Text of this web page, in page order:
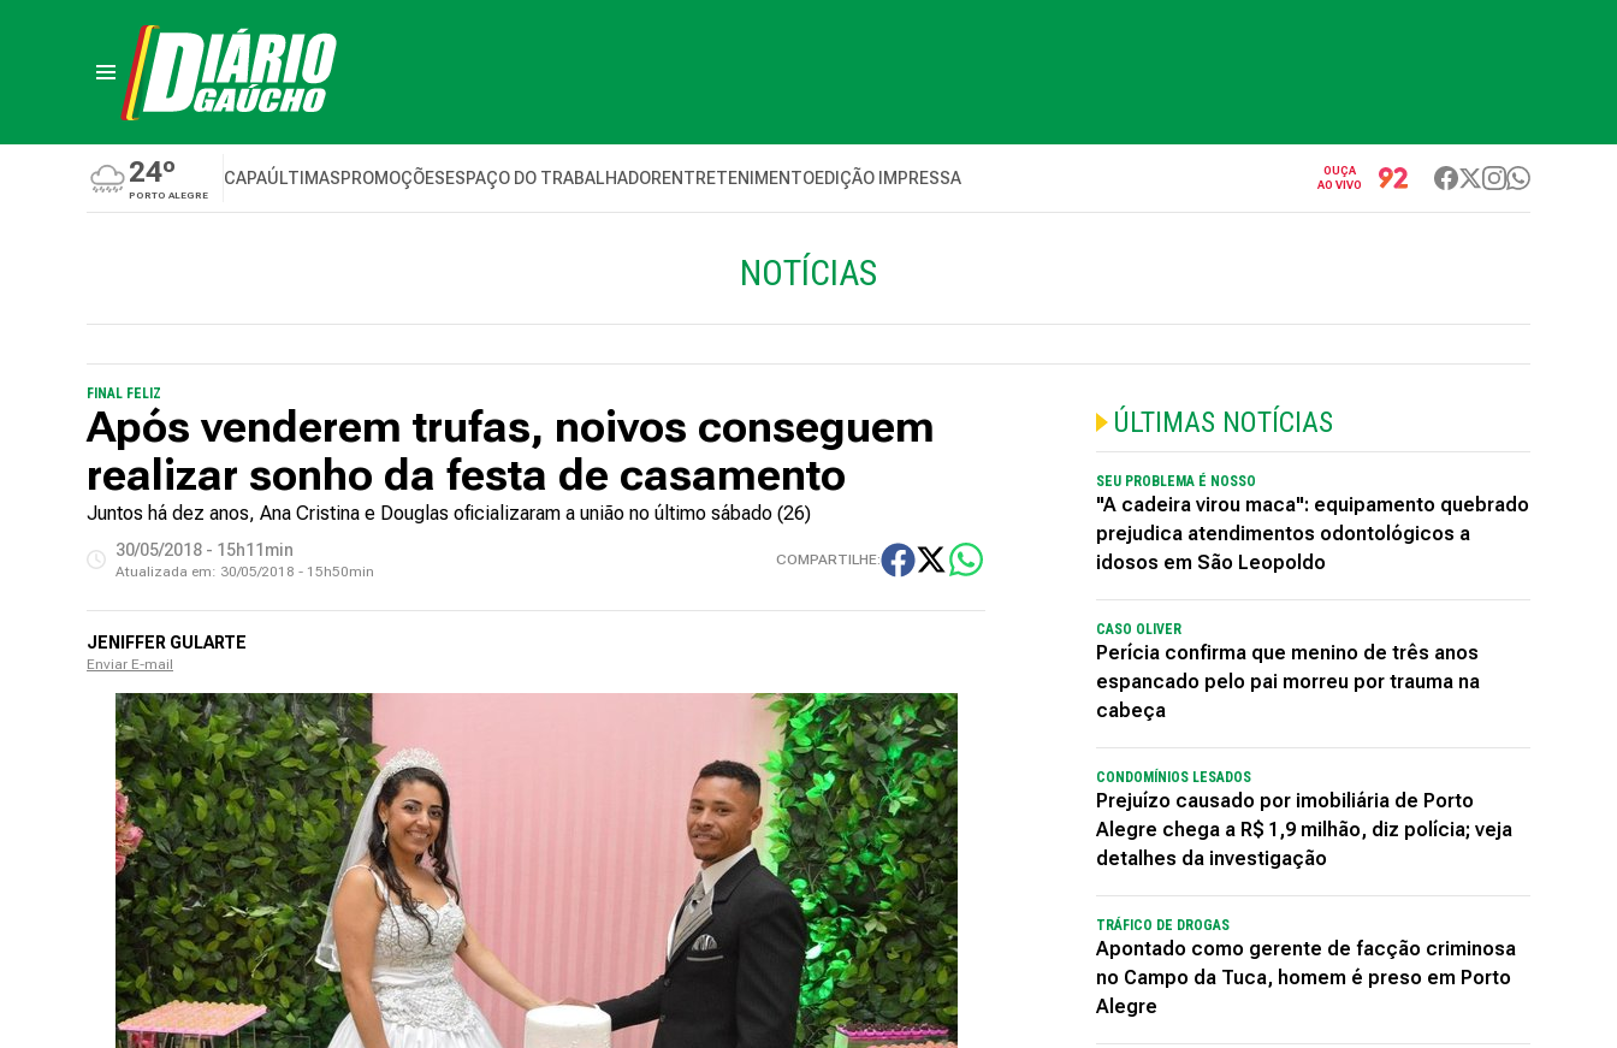
24º
PORTO ALEGRE
CAPAÚLTIMASPROMOÇÕESESPAÇO DO TRABALHADORENTRETENIMENTOEDIÇÃO IMPRESSA
OUÇA
AO VIVO
NOTÍCIAS
FINAL FELIZ
Após venderem trufas, noivos conseguem
realizar sonho da festa de casamento
Juntos há dez anos, Ana Cristina e Douglas oficializaram a união no último sábado (26)
30/05/2018 - 15h11min
Atualizada em: 30/05/2018 - 15h50min
COMPARTILHE:
JENIFFER GULARTE
Enviar E-mail
ÚLTIMAS NOTÍCIAS
SEU PROBLEMA É NOSSO
"A cadeira virou maca": equipamento quebrado
prejudica atendimentos odontológicos a
idosos em São Leopoldo
CASO OLIVER
Perícia confirma que menino de três anos
espancado pelo pai morreu por trauma na
cabeça
CONDOMÍNIOS LESADOS
Prejuízo causado por imobiliária de Porto
Alegre chega a R$ 1,9 milhão, diz polícia; veja
detalhes da investigação
TRÁFICO DE DROGAS
Apontado como gerente de facção criminosa
no Campo da Tuca, homem é preso em Porto
Alegre